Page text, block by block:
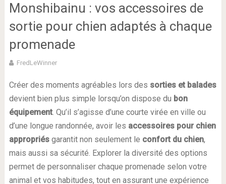
Monshibainu : vos accessoires de
sortie pour chien adaptés à chaque
promenade
FredLeWinner
Créer des moments agréables lors des sorties et balades
devient bien plus simple lorsqu’on dispose du bon
équipement. Qu’il s’agisse d’une courte virée en ville ou
d’une longue randonnée, avoir les accessoires pour chien
appropriésgarantit non seulement le confort du chien,
mais aussi sa sécurité. Explorer la diversité des options
permet de personnaliser chaque promenade selon votre
animal et vos habitudes, tout en assurant une expérience